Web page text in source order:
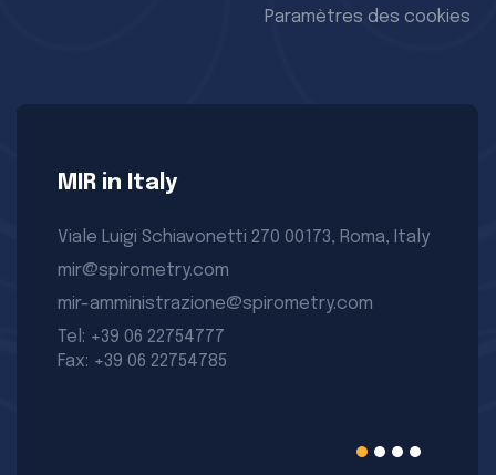
Paramètres des cookies
MIR in Italy
Viale Luigi Schiavonetti 270 00173, Roma, Italy
mir@spirometry.com
mir-amministrazione@spirometry.com
Tel: +39 06 22754777
Fax: +39 06 22754785